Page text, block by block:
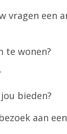
vragen een
te wonen?
bieden?
aan